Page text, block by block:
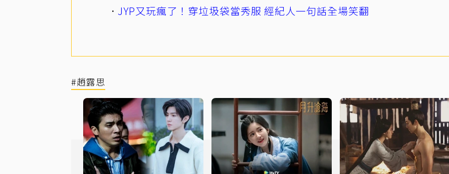
JYP又玩瘋了！穿垃圾袋當秀服 經紀人一句話全場笑翻
#趙露思